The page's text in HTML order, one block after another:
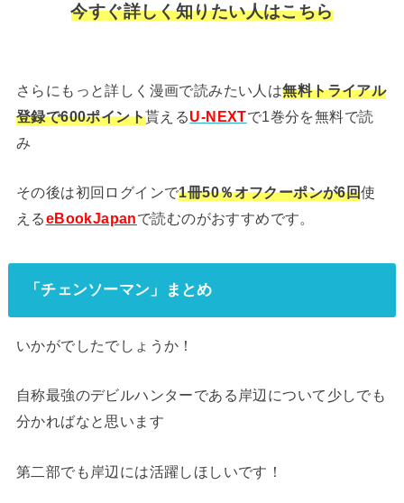
今すぐ詳しく知りたい人はこちら
さらにもっと詳しく漫画で読みたい人は無料トライアル
登録で600ポイント貰えるU-NEXTで1巻分を無料で読
み
その後は初回ログインで1冊50％オフクーポンが6回使
えるeBookJapanで読むのがおすすめです。
「チェンソーマン」まとめ
いかがでしたでしょうか！
自称最強のデビルハンターである岸辺について少しでも
分かればなと思います
第二部でも岸辺には活躍しほしいです！